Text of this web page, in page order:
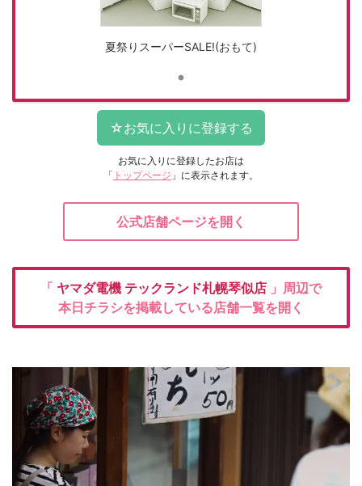
夏祭りスーパーSALE!(おもて)
お気に入りに登録したお店は
「 トップページ 」に表示されます。
公式店舗ページを開く
「 ヤマダ電機 テックランド札幌琴似店 」周辺で
本日チラシを掲載している店舗一覧を開く